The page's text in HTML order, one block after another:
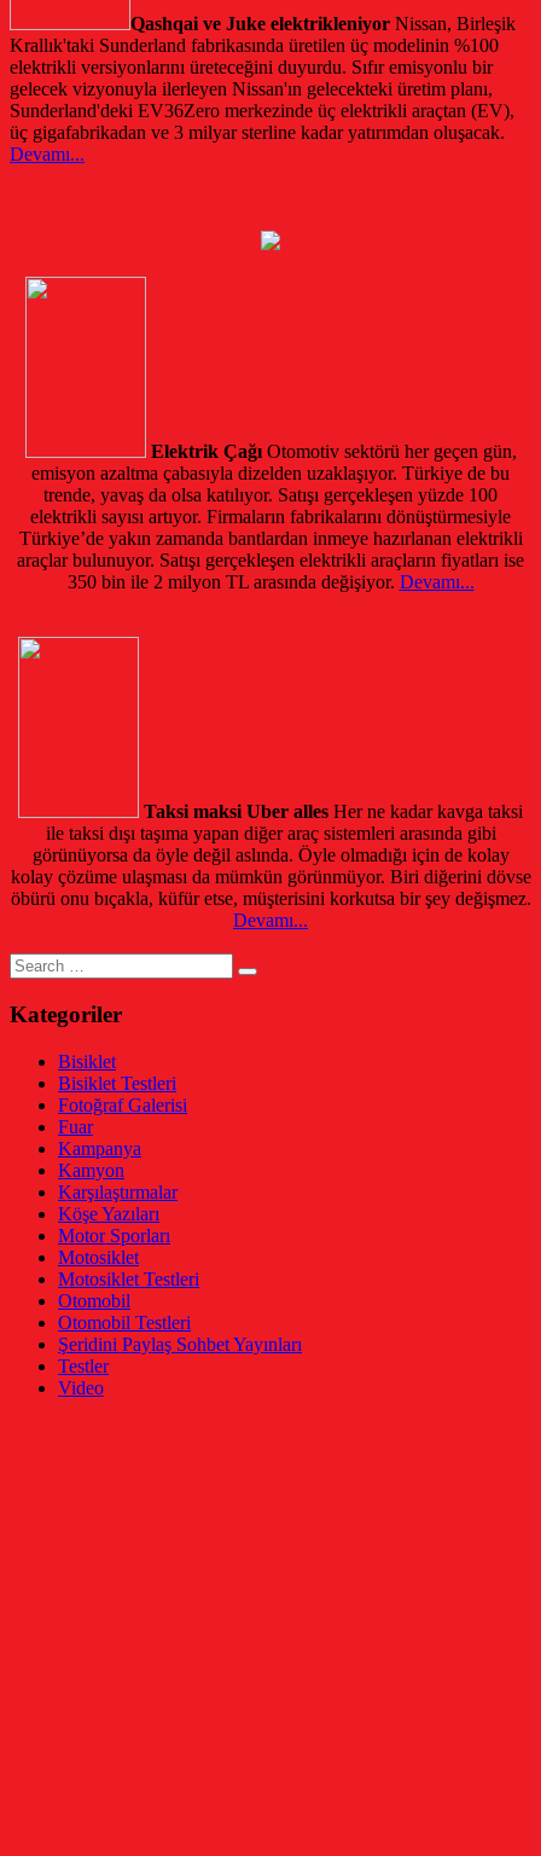
Qashqai ve Juke elektrikleniyor Nissan, Birleşik
Krallık'taki Sunderland fabrikasında üretilen üç modelinin %100
elektrikli versiyonlarını üreteceğini duyurdu. Sıfır emisyonlu bir
gelecek vizyonuyla ilerleyen Nissan'ın gelecekteki üretim planı,
Sunderland'deki EV36Zero merkezinde üç elektrikli araçtan (EV),
üç gigafabrikadan ve 3 milyar sterline kadar yatırımdan oluşacak.
Devamı...
Elektrik Çağı Otomotiv sektörü her geçen gün,
emisyon azaltma çabasıyla dizelden uzaklaşıyor. Türkiye de bu
trende, yavaş da olsa katılıyor. Satışı gerçekleşen yüzde 100
elektrikli sayısı artıyor. Firmaların fabrikalarını dönüştürmesiyle
Türkiye’de yakın zamanda bantlardan inmeye hazırlanan elektrikli
araçlar bulunuyor. Satışı gerçekleşen elektrikli araçların fiyatları ise
350 bin ile 2 milyon TL arasında değişiyor. Devamı...
Taksi maksi Uber alles Her ne kadar kavga taksi
ile taksi dışı taşıma yapan diğer araç sistemleri arasında gibi
görünüyorsa da öyle değil aslında. Öyle olmadığı için de kolay
kolay çözüme ulaşması da mümkün görünmüyor. Biri diğerini dövse
öbürü onu bıçakla, küfür etse, müşterisini korkutsa bir şey değişmez.
Devamı...
Search
for:
Kategoriler
Bisiklet
Bisiklet Testleri
Fotoğraf Galerisi
Fuar
Kampanya
Kamyon
Karşılaştırmalar
Köşe Yazıları
Motor Sporları
Motosiklet
Motosiklet Testleri
Otomobil
Otomobil Testleri
Şeridini Paylaş Sohbet Yayınları
Testler
Video